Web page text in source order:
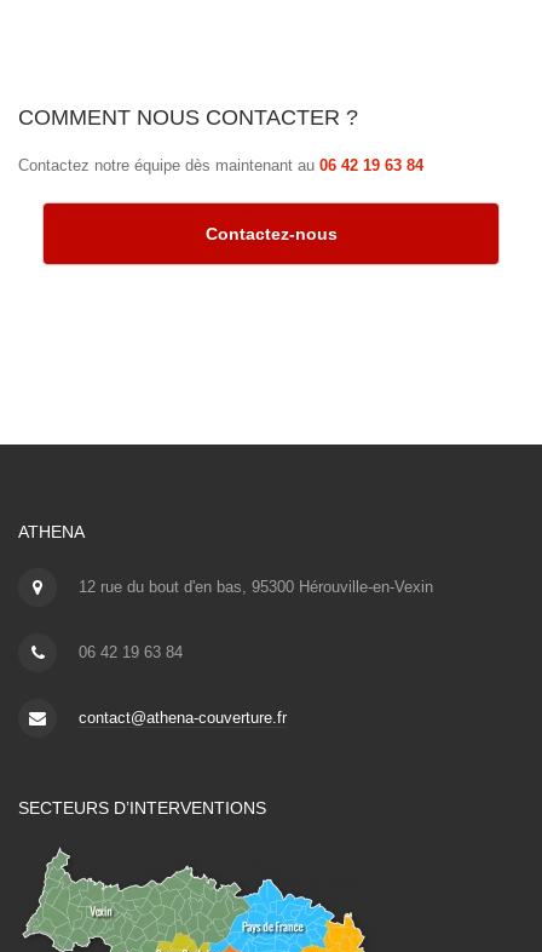
COMMENT NOUS CONTACTER ?
Contactez notre équipe dès maintenant au 06 42 19 63 84
Contactez-nous
ATHENA
12 rue du bout d'en bas, 95300 Hérouville-en-Vexin
06 42 19 63 84
contact@athena-couverture.fr
SECTEURS D’INTERVENTIONS